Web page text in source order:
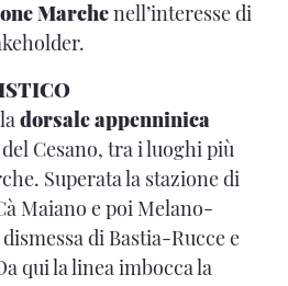
Marchenell’interesse di
dorsale appenninica
Cesano, tra i luoghi più
Superata la stazione di
Maiano e poi Melano-
di Bastia-Rucce e
qui la linea imbocca la